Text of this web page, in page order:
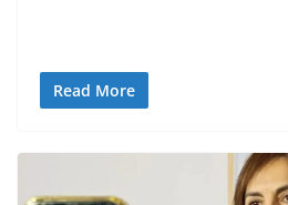
Read More